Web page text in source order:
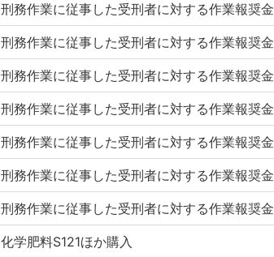
刑務作業に従事した受刑者に対する作業報奨金
刑務作業に従事した受刑者に対する作業報奨金
刑務作業に従事した受刑者に対する作業報奨金
刑務作業に従事した受刑者に対する作業報奨金
刑務作業に従事した受刑者に対する作業報奨金
刑務作業に従事した受刑者に対する作業報奨金
刑務作業に従事した受刑者に対する作業報奨金
化学肥料S121ほか購入